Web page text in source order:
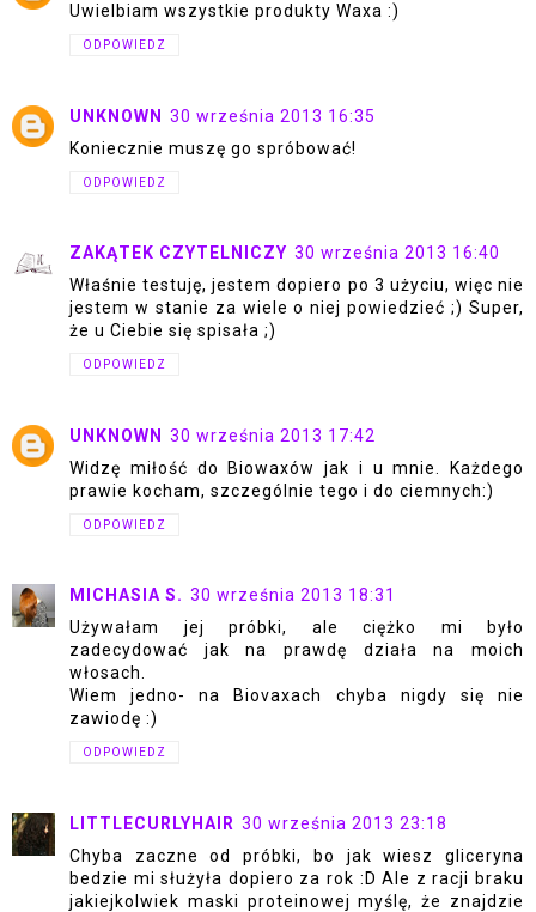
Uwielbiam wszystkie produkty Waxa :)
ODPOWIEDZ
UNKNOWN
30 września 2013 16:35
Koniecznie muszę go spróbować!
ODPOWIEDZ
ZAKĄTEK CZYTELNICZY 30 września 2013 16:40
Właśnie testuję, jestem dopiero po 3 użyciu, więc nie
jestem w stanie za wiele o niej powiedzieć ;) Super,
że u Ciebie się spisała ;)
ODPOWIEDZ
UNKNOWN
30 września 2013 17:42
Widzę miłość do Biowaxów jak i u mnie. Każdego
prawie kocham, szczególnie tego i do ciemnych:)
ODPOWIEDZ
MICHASIA S. 30 września 2013 18:31
Używałam jej próbki, ale ciężko mi było
zadecydować jak na prawdę działa na moich
włosach.
Wiem jedno- na Biovaxach chyba nigdy się nie
zawiodę :)
ODPOWIEDZ
LITTLECURLYHAIR 30 września 2013 23:18
Chyba zaczne od próbki, bo jak wiesz gliceryna
bedzie mi służyła dopiero za rok :D Ale z racji braku
jakiejkolwiek maski proteinowej myślę, że znajdzie